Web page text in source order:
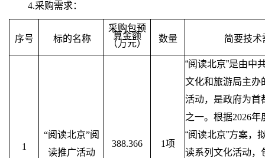
4.采购需求：
序号 标的名称
采购包预
算金额
（万元） 数量 简要技术
1
“阅读北京”阅
读推广活动
388.366 1项
“阅读北京”是由中
文化和旅游局主办
活动，是政府为首
之一。根据2026年
“阅读北京”方案，
读系列文化活动，